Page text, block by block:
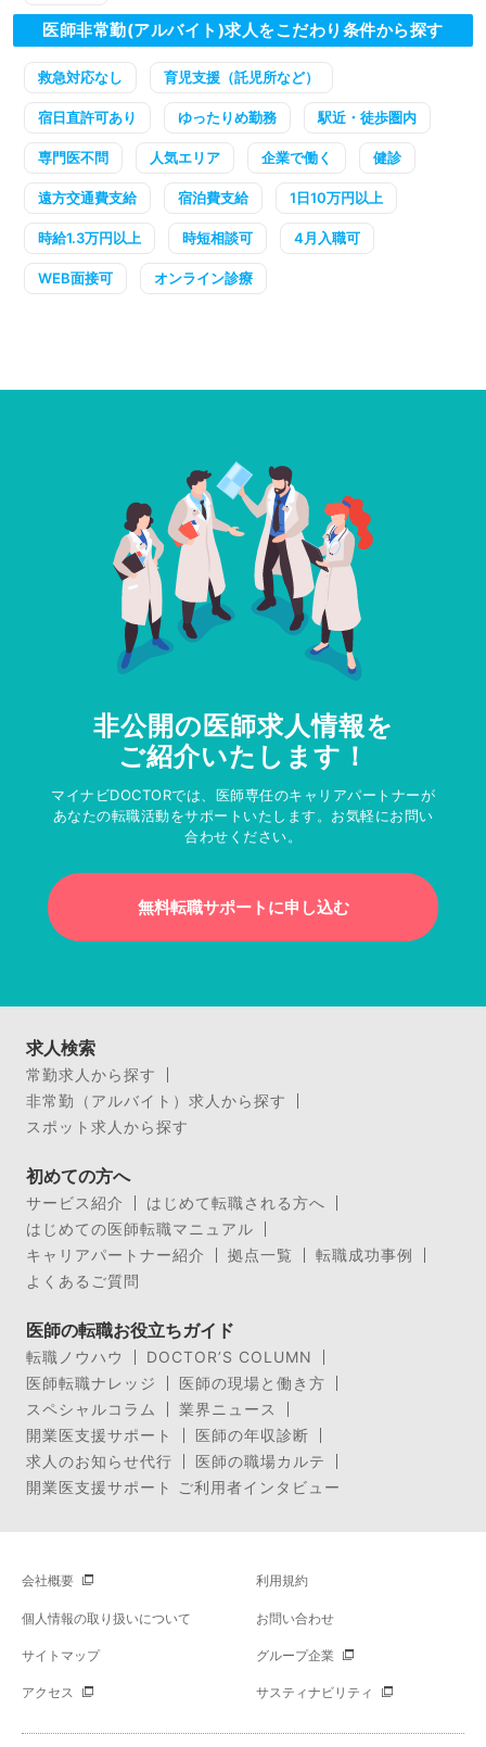
医師非常勤(アルバイト)求人をこだわり条件から探す
救急対応なし 育児支援（託児所など）
宿日直許可あり ゆったりめ勤務 駅近・徒歩圏内
専門医不問 人気エリア 企業で働く 健診
遠方交通費支給 宿泊費支給 1日10万円以上
時給1.3万円以上 時短相談可 4月入職可
WEB面接可 オンライン診療
非公開の医師求人情報を
ご紹介いたします！
マイナビDOCTORでは、医師専任のキャリアパートナーが
あなたの転職活動をサポートいたします。お気軽にお問い
合わせください。
無料転職サポートに申し込む
求人検索
常勤求人から探す
非常勤（アルバイト）求人から探す
スポット求人から探す
初めての方へ
サービス紹介
はじめて転職される方へ
はじめての医師転職マニュアル
キャリアパートナー紹介
拠点一覧
転職成功事例
よくあるご質問
医師の転職お役立ちガイド
転職ノウハウ
DOCTOR’S COLUMN
医師転職ナレッジ
医師の現場と働き方
スペシャルコラム
業界ニュース
開業医支援サポート
医師の年収診断
求人のお知らせ代行
医師の職場カルテ
開業医支援サポート ご利用者インタビュー
会社概要 利用規約
個人情報の取り扱いについて お問い合わせ
サイトマップ グループ企業
アクセス サスティナビリティ